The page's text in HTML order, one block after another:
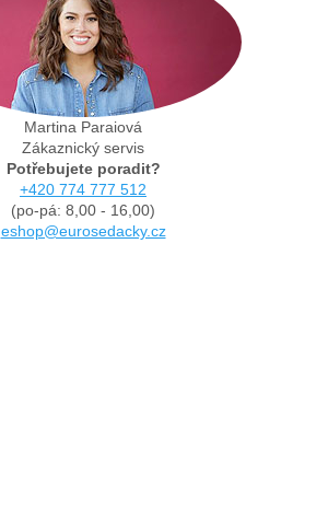
Martina Paraiová
Zákaznický servis
Potřebujete poradit?
+420 774 777 512
(po-pá: 8,00 - 16,00)
eshop@eurosedacky.cz